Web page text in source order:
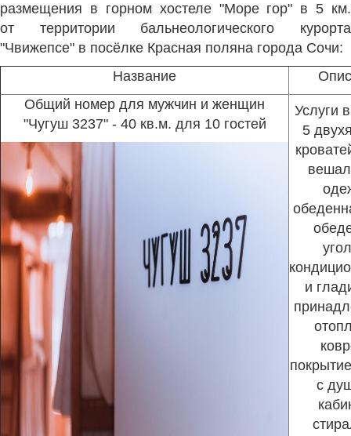
размещения в горном хостеле "Море гор" в 5 км.
от территории бальнеологического курорта
"Чвижепсе" в посёлке Красная поляна города Сочи:
Название
Общий номер для мужчин и женщин
"Чугуш 3237" - 40 кв.м. для 10 гостей
Услуги
5
и
с